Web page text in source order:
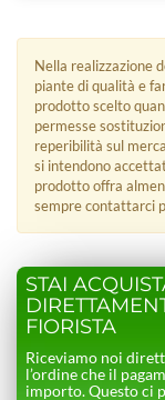
Nella realizzazione
piante di qualità e
prodotto scelto
permesse
reperibilità sul
si intendono
prodotto offra
sempre contattarci
STAI
FIORISTA
Riceviamo noi
l’ordine che il
importo. Questo ci